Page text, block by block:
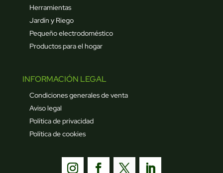
Herramientas
Jardín y Riego
Pequeño electrodoméstico
Productos para el hogar
INFORMACIÓN LEGAL
Condiciones generales de venta
Aviso legal
Política de privacidad
Política de cookies